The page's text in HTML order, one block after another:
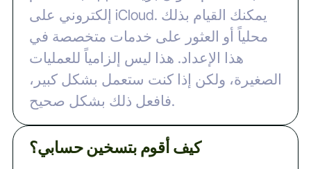
إلكتروني على iCloud. يمكنك القيام بذلك
محلياً أو العثور على خدمات متخصصة في
هذا الإعداد. هذا ليس إلزامياً للعمليات
الصغيرة، ولكن إذا كنت ستعمل بشكل كبير،
فافعل ذلك بشكل صحيح.
كيف أقوم بتسخين حسابي؟